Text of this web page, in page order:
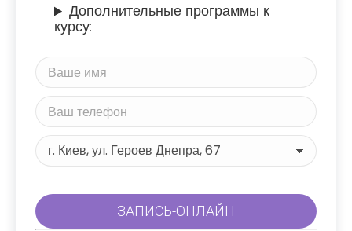
Дополнительные программы к
курсу: